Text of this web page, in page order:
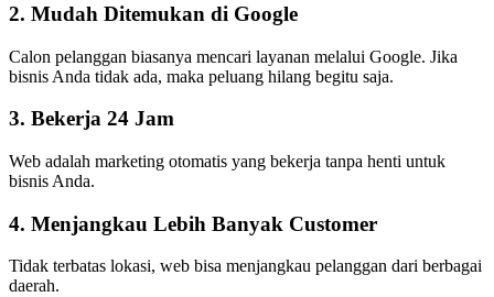
2. Mudah Ditemukan di Google
Calon pelanggan biasanya mencari layanan melalui Google. Jika
bisnis Anda tidak ada, maka peluang hilang begitu saja.
3. Bekerja 24 Jam
Web adalah marketing otomatis yang bekerja tanpa henti untuk
bisnis Anda.
4. Menjangkau Lebih Banyak Customer
Tidak terbatas lokasi, web bisa menjangkau pelanggan dari berbagai
daerah.